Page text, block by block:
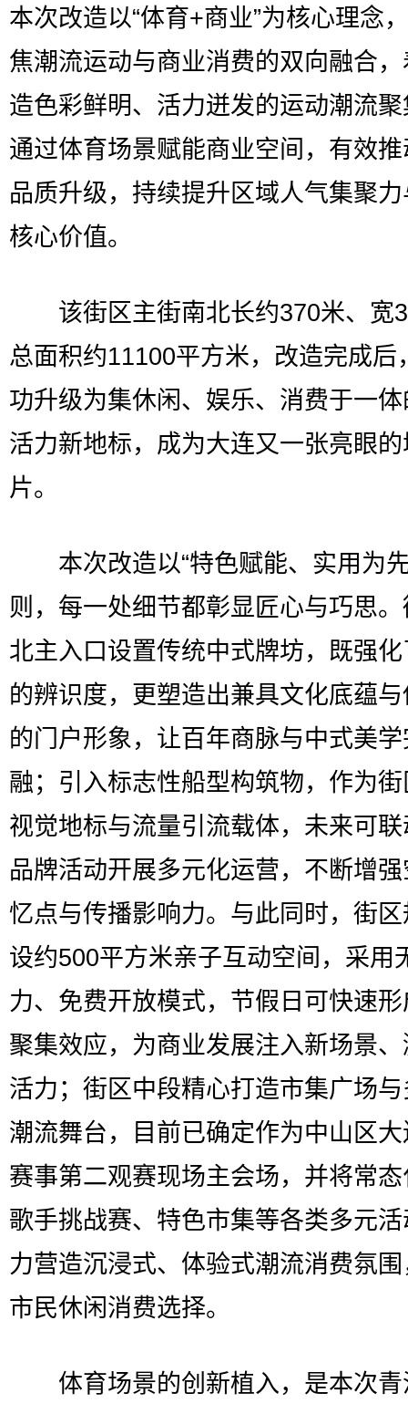
本次改造以“体育+商业”为核心理念
焦潮流运动与商业消费的双向融合
造色彩鲜明、活力迸发的运动潮流
通过体育场景赋能商业空间，有效
品质升级，持续提升区域人气集聚
核心价值。
该街区主街南北长约370米、宽
总面积约11100平方米，改造完成后
功升级为集休闲、娱乐、消费于一
活力新地标，成为大连又一张亮眼
片。
本次改造以“特色赋能、实用为先
则，每一处细节都彰显匠心与巧思
北主入口设置传统中式牌坊，既强
的辨识度，更塑造出兼具文化底蕴
的门户形象，让百年商脉与中式美
融；引入标志性船型构筑物，作为
视觉地标与流量引流载体，未来可
品牌活动开展多元化运营，不断增
忆点与传播影响力。与此同时，街
设约500平方米亲子互动空间，采用
力、免费开放模式，节假日可快速
聚集效应，为商业发展注入新场景
活力；街区中段精心打造市集广场
潮流舞台，目前已确定作为中山区
赛事第二观赛现场主会场，并将常
歌手挑战赛、特色市集等各类多元
力营造沉浸式、体验式潮流消费氛
市民休闲消费选择。
体育场景的创新植入，是本次青